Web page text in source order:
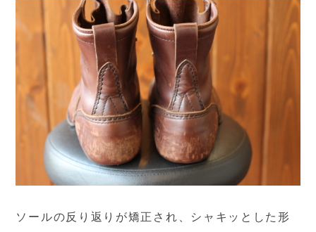
ソールの反り返りが矯正され、シャキッとした形